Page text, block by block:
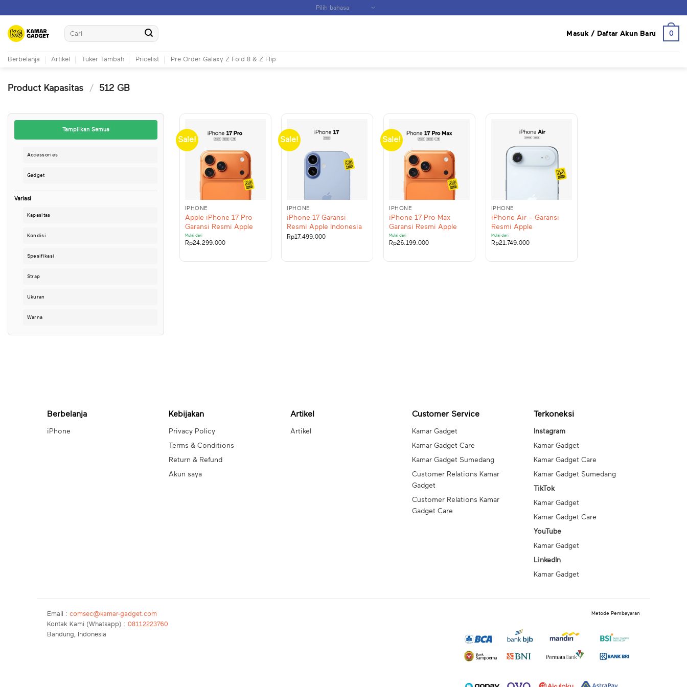
content
Search
for:
Masuk / Daftar Akun Baru 0
Berbelanja Artikel Tuker Tambah Pricelist Pre Order Galaxy Z Fold 8 & Z Flip
Product Kapasitas / 512 GB
Tampilkan Semua
Accessories
Gadget
Variasi
Kapasitas
Kondisi
Spesifikasi
Strap
Ukuran
Warna
Sale!
IPHONE
Apple iPhone 17 Pro
Garansi Resmi Apple
Mulai dari
Rp24.299.000
Sale!
IPHONE
iPhone 17 Garansi
Resmi Apple Indonesia
Rp17.499.000
Sale!
IPHONE
iPhone 17 Pro Max
Garansi Resmi Apple
Mulai dari
Rp26.199.000
+
IPHONE
iPhone Air – Garansi
Resmi Apple
Mulai dari
Rp21.749.000
Berbelanja
iPhone
Kebijakan
Privacy Policy
Terms & Conditions
Return & Refund
Akun saya
Artikel
Artikel
Customer Service
Kamar Gadget
Kamar Gadget Care
Kamar Gadget Sumedang
Customer Relations Kamar
Gadget
Customer Relations Kamar
Gadget Care
Terkoneksi
Instagram
Kamar Gadget
Kamar Gadget Care
Kamar Gadget Sumedang
TikTok
Kamar Gadget
Kamar Gadget Care
YouTube
Kamar Gadget
LinkedIn
Kamar Gadget
Email : comsec@kamar-gadget.com
Kontak Kami (Whatsapp) : 08112223760
Bandung, Indonesia
Metode Pembayaran